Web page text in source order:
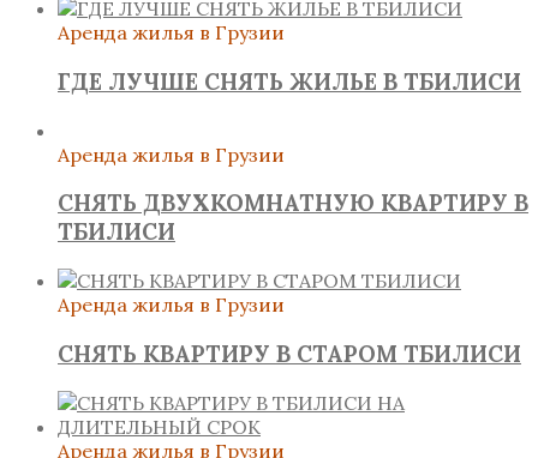
Аренда жилья в Грузии
ГДЕ ЛУЧШЕ СНЯТЬ ЖИЛЬЕ В ТБИЛИСИ
Аренда жилья в Грузии
СНЯТЬ ДВУХКОМНАТНУЮ КВАРТИРУ В
ТБИЛИСИ
Аренда жилья в Грузии
СНЯТЬ КВАРТИРУ В СТАРОМ ТБИЛИСИ
Аренда жилья в Грузии